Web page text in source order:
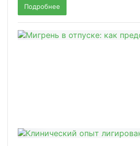
Подробнее